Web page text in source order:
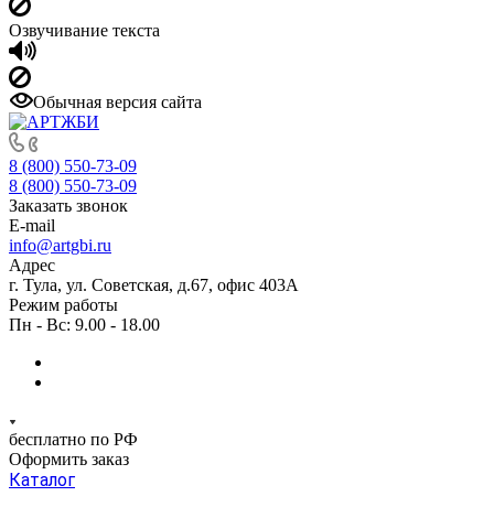
Озвучивание текста
Обычная версия сайта
8 (800) 550-73-09
8 (800) 550-73-09
Заказать звонок
E-mail
info@artgbi.ru
Адрес
г. Тула, ул. Советская, д.67, офис 403А
Режим работы
Пн - Вс: 9.00 - 18.00
бесплатно по РФ
Оформить заказ
Каталог